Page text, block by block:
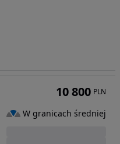
10 800 PLN
W granicach średniej